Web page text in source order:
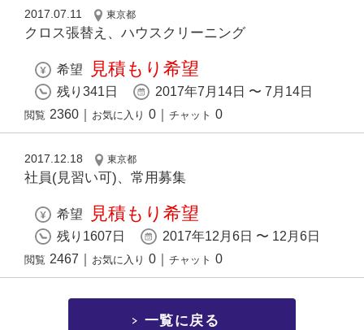
2017.07.11 東京都
クロス張替え、ハウスクリーニング
希望 見積もり希望
残り341日 2017年7月14日 〜 7月14日
閲覧 2360 お気に入り 0 チャット 0
2017.12.18 東京都
社員(見習い可)、常用募集
希望 見積もり希望
残り1607日 2017年12月6日 〜 12月6日
閲覧 2467 お気に入り 0 チャット 0
一覧に戻る